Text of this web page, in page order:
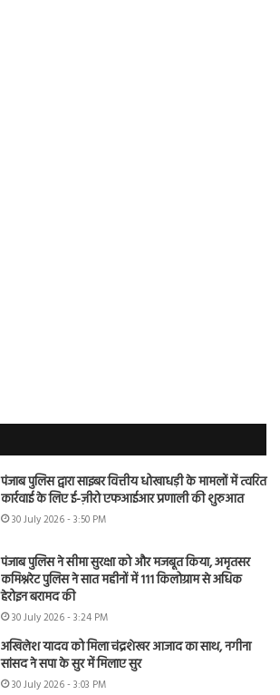
पंजाब पुलिस द्वारा साइबर वित्तीय धोखाधड़ी के मामलों में त्वरित
कार्रवाई के लिए ई-ज़ीरो एफआईआर प्रणाली की शुरुआत
30 July 2026 - 3:50 PM
पंजाब पुलिस ने सीमा सुरक्षा को और मजबूत किया, अमृतसर
कमिश्नरेट पुलिस ने सात महीनों में 111 किलोग्राम से अधिक
हेरोइन बरामद की
30 July 2026 - 3:24 PM
अखिलेश यादव को मिला चंद्रशेखर आजाद का साथ, नगीना
सांसद ने सपा के सुर में मिलाए सुर
30 July 2026 - 3:03 PM